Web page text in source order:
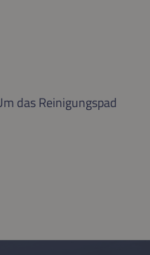
das Reinigungspad